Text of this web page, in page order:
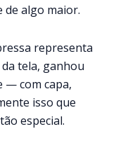
algo maior.
representa
tela, ganhou
— com capa,
isso que
especial.